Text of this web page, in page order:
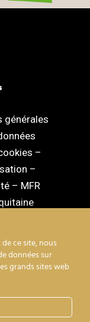
générales
–
–
– MFR
instagram
ce site, nous
données sur
grands sites web